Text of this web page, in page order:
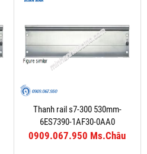
Thanh rail s7-300 530mm-
6ES7390-1AF30-0AA0
0909.067.950 Ms.Châu